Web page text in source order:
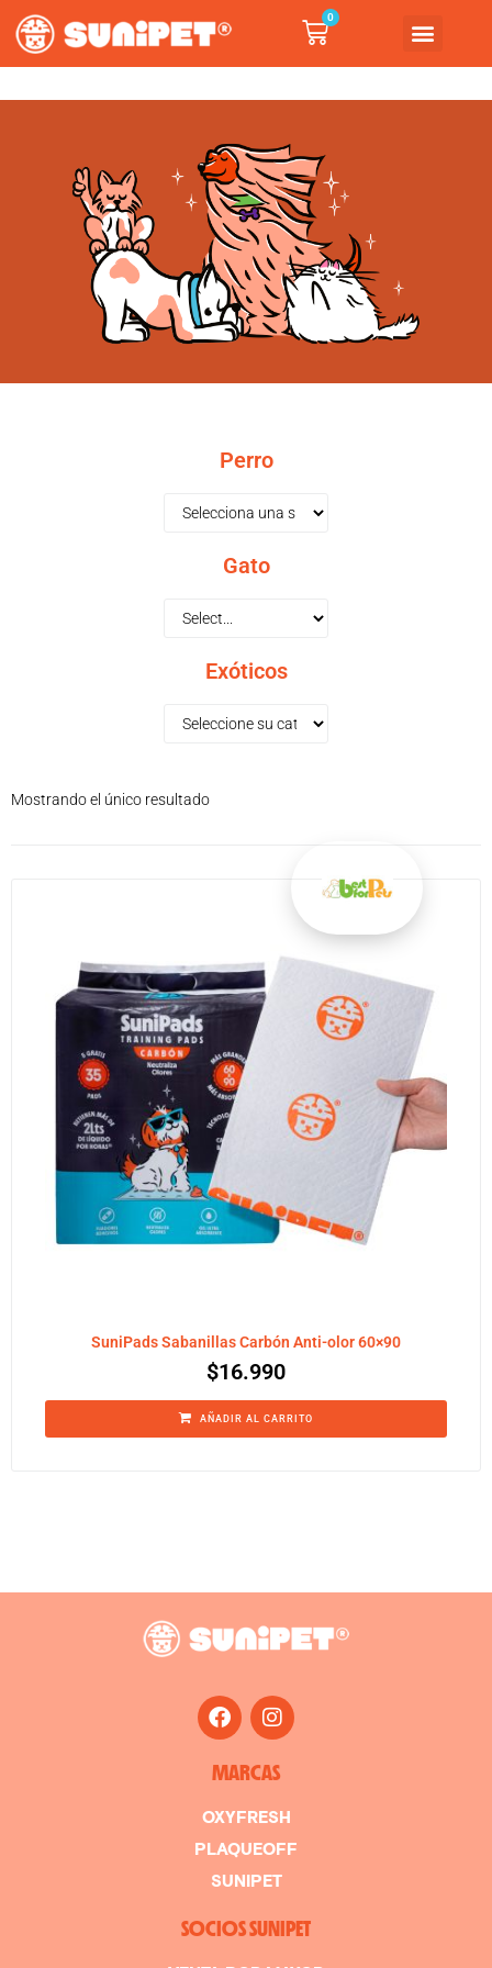
0
Perro
Gato
Exóticos
Mostrando el único resultado
SuniPads Sabanillas Carbón Anti-olor 60×90
$16.990
AÑADIR AL CARRITO
MARCAS
OXYFRESH
PLAQUEOFF
SUNIPET
SOCIOS SUNIPET